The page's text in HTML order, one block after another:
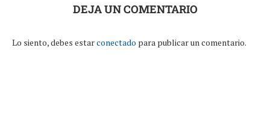
DEJA UN COMENTARIO
Lo siento, debes estarconectado para publicar un comentario.